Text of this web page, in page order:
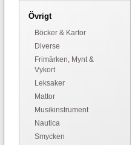
Övrigt
Böcker & Kartor
Diverse
Frimärken, Mynt &
Vykort
Leksaker
Mattor
Musikinstrument
Nautica
Smycken